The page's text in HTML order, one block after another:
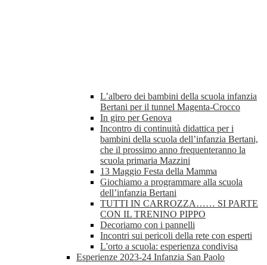
L’albero dei bambini della scuola infanzia
Bertani per il tunnel Magenta-Crocco
In giro per Genova
Incontro di continuità didattica per i
bambini della scuola dell’infanzia Bertani,
che il prossimo anno frequenteranno la
scuola primaria Mazzini
13 Maggio Festa della Mamma
Giochiamo a programmare alla scuola
dell’infanzia Bertani
TUTTI IN CARROZZA…… SI PARTE
CON IL TRENINO PIPPO
Decoriamo con i pannelli
Incontri sui pericoli della rete con esperti
L'orto a scuola: esperienza condivisa
Esperienze 2023-24 Infanzia San Paolo